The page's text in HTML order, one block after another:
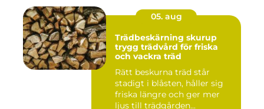
05. aug
Trädbeskärning skurup
trygg trädvård för friska
och vackra träd
Rätt beskurna träd står
stadigt i blåsten, håller sig
friska längre och ger mer
ljus till trädgården...